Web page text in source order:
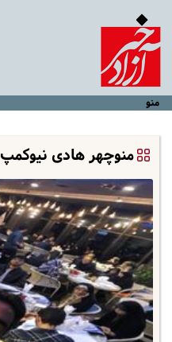
منو
منوچهر هادی نیوکمپ